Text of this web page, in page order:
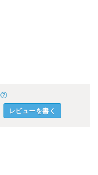
レビューを書く